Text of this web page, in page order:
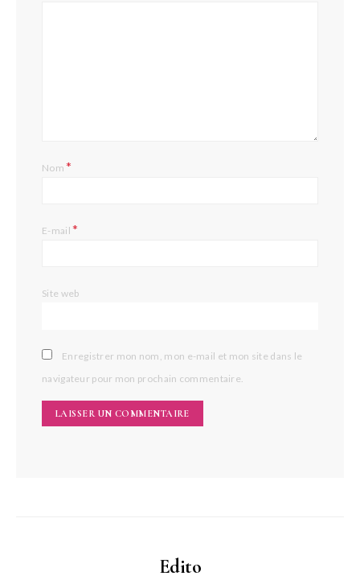
Nom*
E-mail*
Site web
Enregistrer mon nom, mon e-mail et mon site dans le
navigateur pour mon prochain commentaire.
Edito